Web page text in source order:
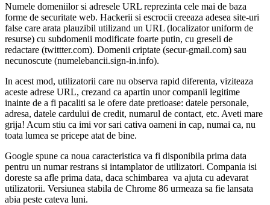
Numele domeniilor si adresele URL reprezinta cele mai de baza
forme de securitate web. Hackerii si escrocii creeaza adesea site-uri
false care arata plauzibil utilizand un URL (localizator uniform de
resurse) cu subdomenii modificate foarte putin, cu greseli de
redactare (twittter.com). Domenii criptate (secur-gmail.com) sau
necunoscute (numelebancii.sign-in.info).
In acest mod, utilizatorii care nu observa rapid diferenta, viziteaza
aceste adrese URL, crezand ca apartin unor companii legitime
inainte de a fi pacaliti sa le ofere date pretioase: datele personale,
adresa, datele cardului de credit, numarul de contact, etc. Aveti mare
grija! Acum stiu ca imi vor sari cativa oameni in cap, numai ca, nu
toata lumea se pricepe atat de bine.
Google spune ca noua caracteristica va fi disponibila prima data
pentru un numar restrans si intamplator de utilizatori. Compania isi
doreste sa afle prima data, daca schimbarea va ajuta cu adevarat
utilizatorii. Versiunea stabila de Chrome 86 urmeaza sa fie lansata
abia peste cateva luni.